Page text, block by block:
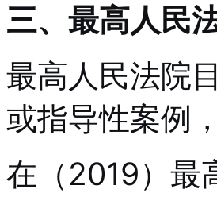
三、最高人民
最高人民法院
或指导性案例
在（2019）最